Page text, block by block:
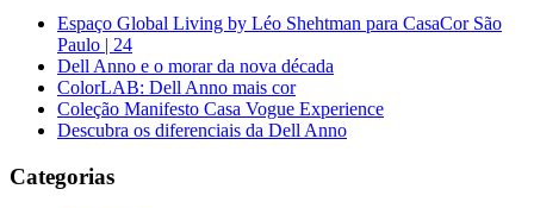
Espaço Global Living by Léo Shehtman para CasaCor São
Paulo | 24
Dell Anno e o morar da nova década
ColorLAB: Dell Anno mais cor
Coleção Manifesto Casa Vogue Experience
Descubra os diferenciais da Dell Anno
Categorias